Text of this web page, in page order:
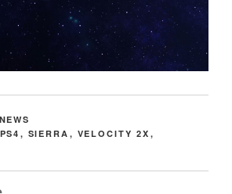
NEWS
PS4 , SIERRA , VELOCITY 2X ,